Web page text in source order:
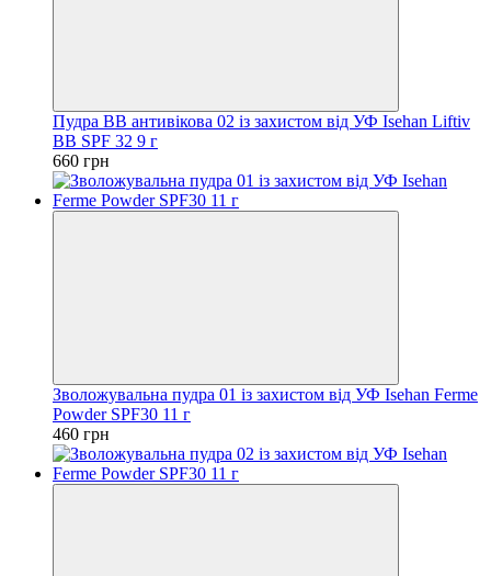
Пудра ВВ антивікова 02 із захистом від УФ Isehan Liftiv
BB SPF 32 9 г
660 грн
Зволожувальна пудра 01 із захистом від УФ Isehan Ferme
Powder SPF30 11 г
460 грн